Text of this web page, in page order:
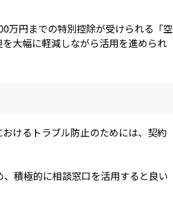
万円までの特別控除が受けられる「空
大幅に軽減しながら活用を進められ
けるトラブル防止のためには、契約
積極的に相談窓口を活用すると良い